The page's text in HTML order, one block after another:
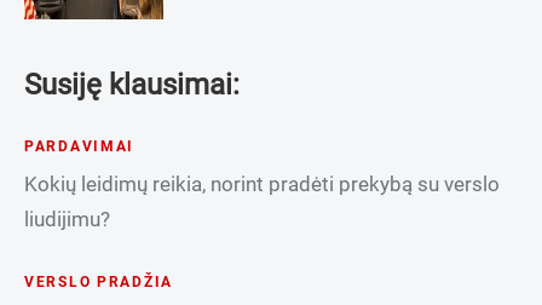
Susiję klausimai:
PARDAVIMAI
Kokių leidimų reikia, norint pradėti prekybą su verslo
liudijimu?
VERSLO PRADŽIA